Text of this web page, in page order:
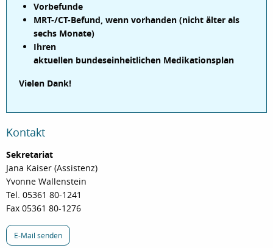
Vorbefunde
MRT-/CT-Befund, wenn vorhanden (nicht älter als
sechs Monate)
Ihren
aktuellen bundeseinheitlichen Medikationsplan
Vielen Dank!
Kontakt
Sekretariat
Jana Kaiser (Assistenz)
Yvonne Wallenstein
Tel. 05361 80-1241
Fax 05361 80-1276
E-Mail senden